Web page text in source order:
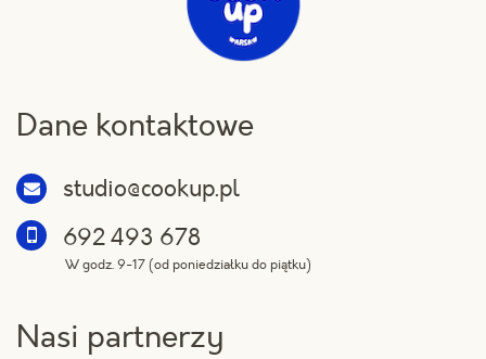
Dane kontaktowe
studio@cookup.pl
692 493 678
W godz. 9-17 (od poniedziałku do piątku)
Nasi partnerzy